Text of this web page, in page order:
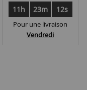
11h 23m 11s
Pour une livraison
Vendredi